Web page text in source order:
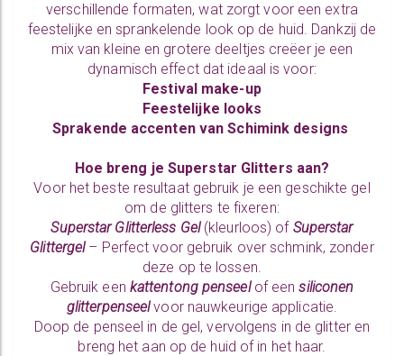
verschillende formaten, wat zorgt voor een extra
feestelijke en sprankelende look op de huid. Dankzij de
mix van kleine en grotere deeltjes creëer je een
dynamisch effect dat ideaal is voor:
Festival make-up
Feestelijke looks
Sprakende accenten van Schimink designs
Hoe breng je Superstar Glitters aan?
Voor het beste resultaat gebruik je een geschikte gel
om de glitters te fixeren:
Superstar Glitterless Gel (kleurloos) of Superstar
Glittergel – Perfect voor gebruik over schmink, zonder
deze op te lossen.
Gebruik een kattentong penseel of eensiliconen
glitterpenseelvoor nauwkeurige applicatie.
Doop de penseel in de gel, vervolgens in de glitter en
breng het aan op de huid of in het haar.